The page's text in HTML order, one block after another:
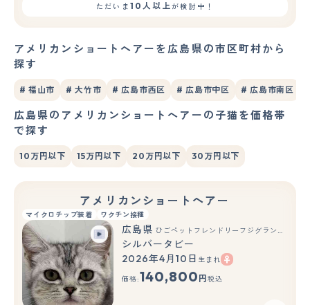
ただいま 10人以上が検討中！
アメリカンショートヘアーを広島県の市区町村から
探す
# 福山市 # 大竹市 # 広島市西区 # 広島市中区 # 広島市南区
広島県のアメリカンショートヘアーの子猫を価格帯
で探す
10万円以下 15万円以下 20万円以下 30万円以下
アメリカンショートヘアー
マイクロチップ装着 ワクチン接種
もっと見る
広島県 ひごペットフレンドリーフジグラン神辺店
シルバータビー
2026年4月10日 生まれ
価格:140,800 円 税込